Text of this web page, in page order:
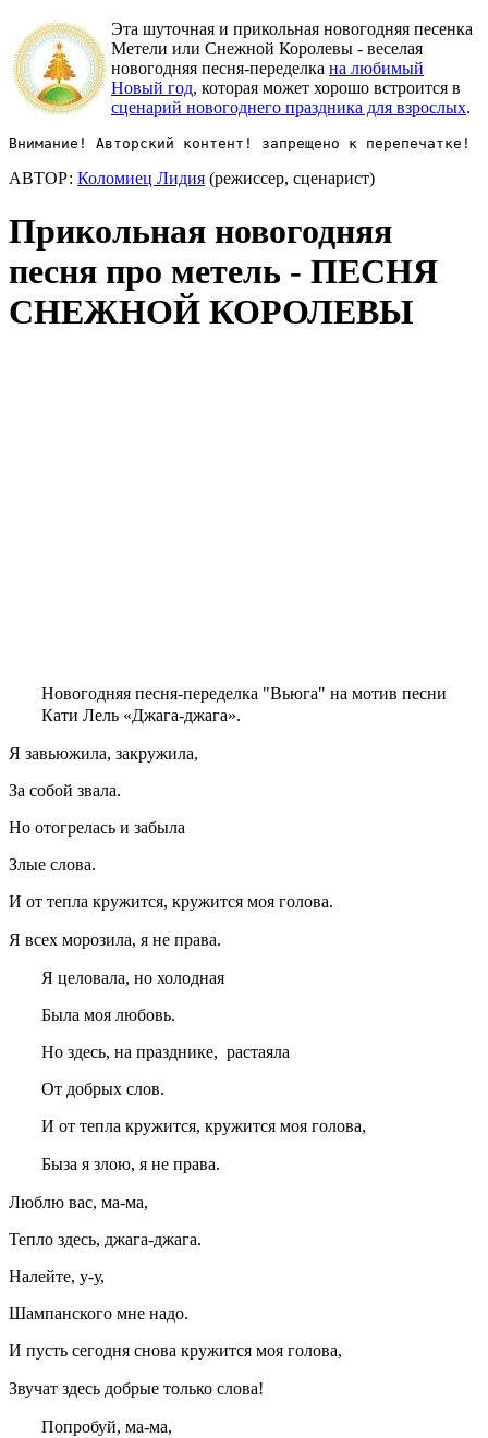
Эта шуточная и прикольная новогодняя песенка
Метели или Снежной Королевы - веселая
новогодняя песня-переделка на любимый
Новый год, которая может хорошо встроится в
сценарий новогоднего праздника для взрослых.
Внимание! Авторский контент! запрещено к перепечатке!
АВТОР: Коломиец Лидия (режиссер, сценарист)
Прикольная новогодняя
песня про метель - ПЕСНЯ
СНЕЖНОЙ КОРОЛЕВЫ
Новогодняя песня-переделка "Вьюга" на мотив песни
Кати Лель «Джага-джага».
Я завьюжила, закружила,
За собой звала.
Но отогрелась и забыла
Злые слова.
И от тепла кружится, кружится моя голова.
Я всех морозила, я не права.
Я целовала, но холодная
Была моя любовь.
Но здесь, на празднике, растаяла
От добрых слов.
И от тепла кружится, кружится моя голова,
Быза я злою, я не права.
Люблю вас, ма-ма,
Тепло здесь, джага-джага.
Налейте, у-у,
Шампанского мне надо.
И пусть сегодня снова кружится моя голова,
Звучат здесь добрые только слова!
Попробуй, ма-ма,